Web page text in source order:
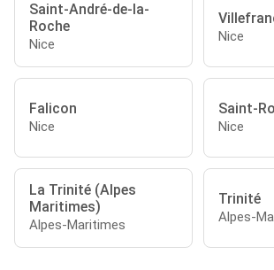
Saint-André-de-la-
Roche
Nice
Nice
Falicon
Nice
Saint-
Nice
La Trinité (Alpes
Maritimes)
Alpes-Maritimes
Trinité
Alpes-